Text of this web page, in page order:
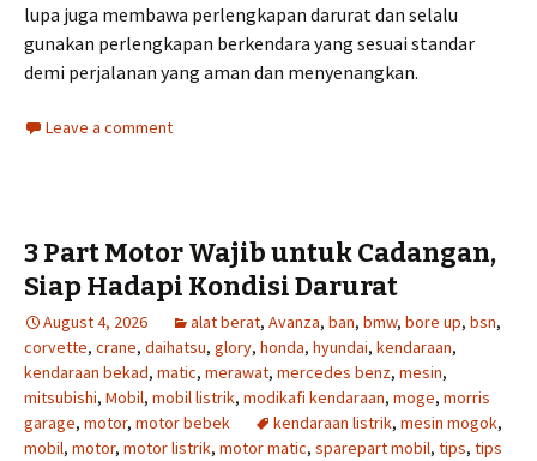
lupa juga membawa perlengkapan darurat dan selalu
gunakan perlengkapan berkendara yang sesuai standar
demi perjalanan yang aman dan menyenangkan.
Leave a comment
3 Part Motor Wajib untuk Cadangan,
Siap Hadapi Kondisi Darurat
August 4, 2026 alat berat, Avanza, ban, bmw, bore up, bsn,
corvette, crane, daihatsu, glory, honda, hyundai, kendaraan,
kendaraan bekad, matic, merawat, mercedes benz, mesin,
mitsubishi, Mobil, mobil listrik, modikafi kendaraan, moge, morris
garage, motor, motor bebek kendaraan listrik, mesin mogok,
mobil, motor, motor listrik, motor matic, sparepart mobil, tips, tips